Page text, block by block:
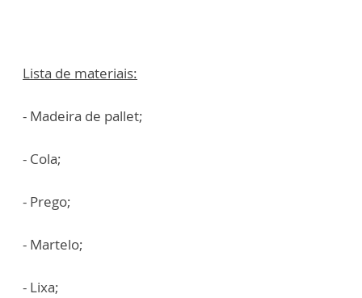
Lista de materiais:
- Madeira de pallet;
- Cola;
- Prego;
- Martelo;
- Lixa;